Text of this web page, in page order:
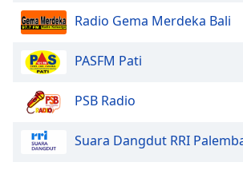
Text
Edge
Style
Font
Family
Radio Gema Merdeka Bali
PASFM Pati
PSB Radio
Suara Dangdut RRI